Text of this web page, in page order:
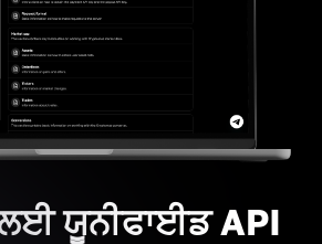
ਯੂਨੀਫਾਈਡ API